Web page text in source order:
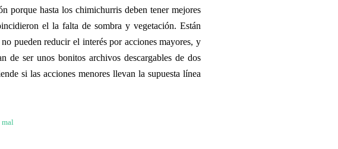
porque hasta los chimichurris deben tener mejores
el la falta de sombra y vegetación. Están
pueden reducir el interés por acciones mayores, y
de ser unos bonitos archivos descargables de dos
si las acciones menores llevan la supuesta línea
mal